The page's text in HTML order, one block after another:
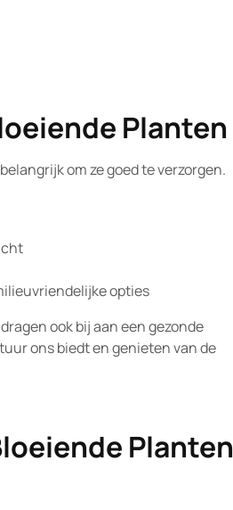
Planten
om ze goed te verzorgen.
opties
ook bij aan een gezonde
ons biedt en genieten van de
Planten